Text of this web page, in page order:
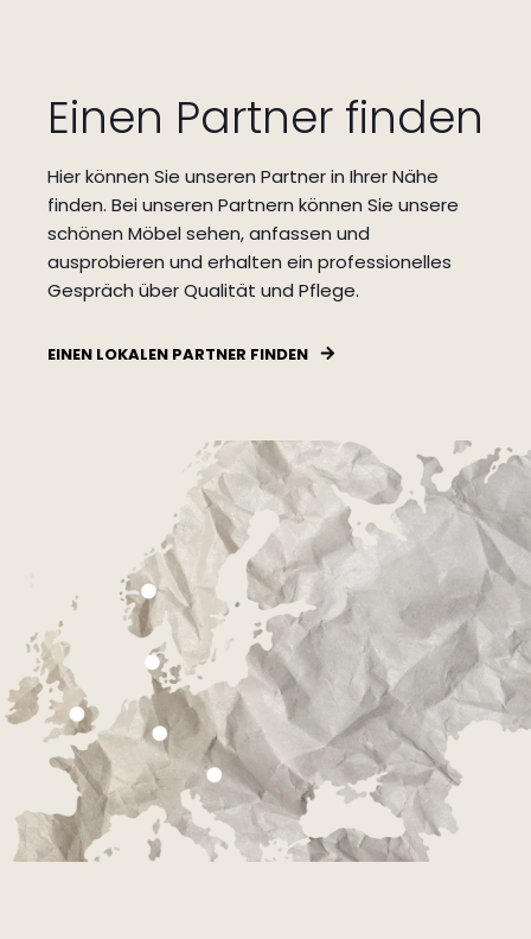
Einen Partner finden
Hier können Sie unseren Partner in Ihrer Nähe
finden. Bei unseren Partnern können Sie unsere
schönen Möbel sehen, anfassen und
ausprobieren und erhalten ein professionelles
Gespräch über Qualität und Pflege.
EINEN LOKALEN PARTNER FINDEN